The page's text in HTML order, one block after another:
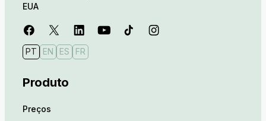
EUA
PT EN ES FR
Produto
Preços